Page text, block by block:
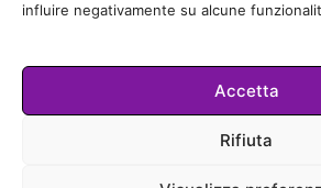
influire negativamente su alcune
Accetta
Rifiuta
Cookie Policy